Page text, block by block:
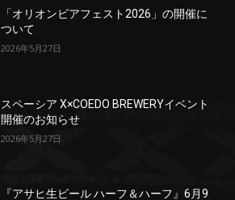
「オリオンビアフェスト2026」の開催に
ついて
2026年5月27日
スペーシア X×COEDO BREWERYイベント
開催のお知らせ
2026年5月27日
『アサヒ生ビール ハーフ＆ハーフ』6月9